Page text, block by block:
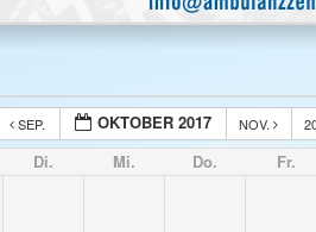
SEP. OKTOBER 2017 NOV.
Di. Mi. Do. Fr.